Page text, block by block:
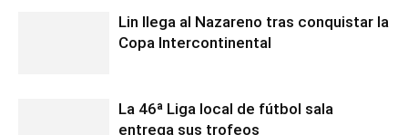
Lin llega al Nazareno tras conquistar la
Copa Intercontinental
La 46ª Liga local de fútbol sala
entrega sus trofeos